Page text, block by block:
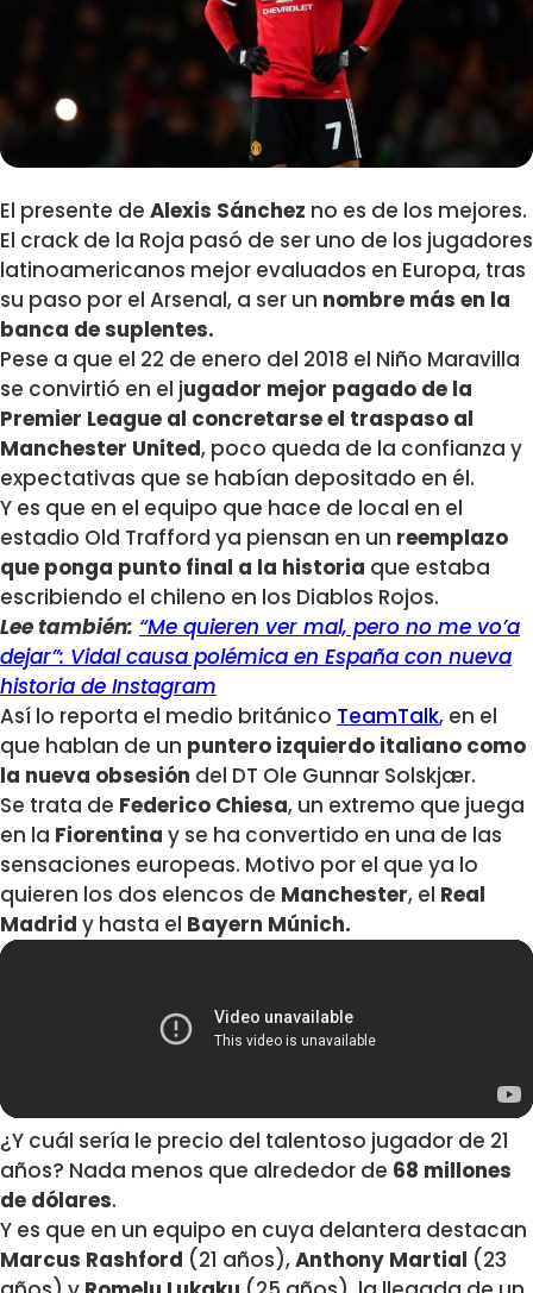
El presente de Alexis Sánchez no es de los mejores.
El crack de la Roja pasó de ser uno de los jugadores
latinoamericanos mejor evaluados en Europa, tras
su paso por el Arsenal, a ser un nombre más en la
banca de suplentes.
Pese a que el 22 de enero del 2018 el Niño Maravilla
se convirtió en el jugador mejor pagado de la
Premier League al concretarse el traspaso al
Manchester United, poco queda de la confianza y
expectativas que se habían depositado en él.
Y es que en el equipo que hace de local en el
estadio Old Trafford ya piensan en un reemplazo
que ponga punto final a la historia que estaba
escribiendo el chileno en los Diablos Rojos.
Lee también: “Me quieren ver mal, pero no me vo’a
dejar”: Vidal causa polémica en España con nueva
historia de Instagram
Así lo reporta el medio británico TeamTalk, en el
que hablan de un puntero izquierdo italiano como
la nueva obsesión del DT Ole Gunnar Solskjær.
Se trata de Federico Chiesa, un extremo que juega
en la Fiorentina y se ha convertido en una de las
sensaciones europeas. Motivo por el que ya lo
quieren los dos elencos de Manchester, el Real
Madrid y hasta el Bayern Múnich.
¿Y cuál sería le precio del talentoso jugador de 21
años? Nada menos que alrededor de 68 millones
de dólares.
Y es que en un equipo en cuya delantera destacan
Marcus Rashford (21 años),Anthony Martial (23